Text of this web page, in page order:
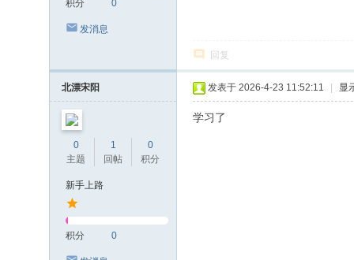
积分 0
发消息
回复
北漂宋阳
0
主题
1
回帖
0
积分
新手上路
积分 0
发表于 2026-4-23 11:52:11 显
学习了